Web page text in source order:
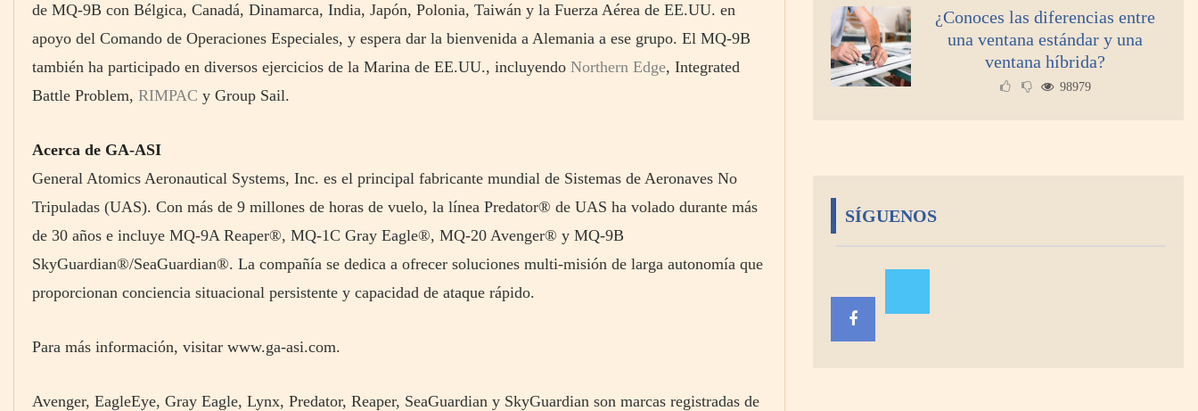
de MQ-9B con Bélgica, Canadá, Dinamarca, India, Japón, Polonia, Taiwán y la Fuerza Aérea de EE.UU. en
apoyo del Comando de Operaciones Especiales, y espera dar la bienvenida a Alemania a ese grupo. El MQ-9B
también ha participado en diversos ejercicios de la Marina de EE.UU., incluyendo Northern Edge, Integrated
Battle Problem, RIMPAC y Group Sail.
Acerca de GA-ASI
General Atomics Aeronautical Systems, Inc. es el principal fabricante mundial de Sistemas de Aeronaves No
Tripuladas (UAS). Con más de 9 millones de horas de vuelo, la línea Predator® de UAS ha volado durante más
de 30 años e incluye MQ-9A Reaper®, MQ-1C Gray Eagle®, MQ-20 Avenger® y MQ-9B
SkyGuardian®/SeaGuardian®. La compañía se dedica a ofrecer soluciones multi-misión de larga autonomía que
proporcionan conciencia situacional persistente y capacidad de ataque rápido.
Para más información, visitar www.ga-asi.com.
Avenger, EagleEye, Gray Eagle, Lynx, Predator, Reaper, SeaGuardian y SkyGuardian son marcas registradas de
¿Conoces las diferencias entre
una ventana estándar y una
ventana híbrida?
98979
SÍGUENOS